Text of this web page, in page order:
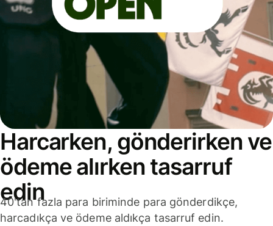
Harcarken, gönderirken ve
ödeme alırken tasarruf
edin
40'tan fazla para biriminde para gönderdikçe,
harcadıkça ve ödeme aldıkça tasarruf edin.